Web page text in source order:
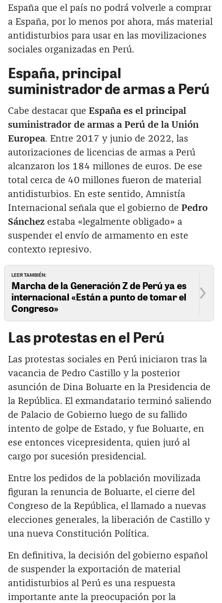
España que el país no podrá volverle a comprar
a España, por lo menos por ahora, más material
antidisturbios para usar en las movilizaciones
sociales organizadas en Perú.
España, principal
suministrador de armas a Perú
Cabe destacar que España es el principal
suministrador de armas a Perú de la Unión
Europea. Entre 2017 y junio de 2022, las
autorizaciones de licencias de armas a Perú
alcanzaron los 184 millones de euros. De ese
total cerca de 40 millones fueron de material
antidisturbios. En este sentido, Amnistía
Internacional señala que el gobierno de Pedro
Sánchez estaba «legalmente obligado» a
suspender el envío de armamento en este
contexto represivo.
LEER TAMBIÉN:
Marcha de la Generación Z de Perú ya es
internacional «Están a punto de tomar el
Congreso»
Las protestas en el Perú
Las protestas sociales en Perú iniciaron tras la
vacancia de Pedro Castillo y la posterior
asunción de Dina Boluarte en la Presidencia de
la República. El exmandatario terminó saliendo
de Palacio de Gobierno luego de su fallido
intento de golpe de Estado, y fue Boluarte, en
ese entonces vicepresidenta, quien juró al
cargo por sucesión presidencial.
Entre los pedidos de la población movilizada
figuran la renuncia de Boluarte, el cierre del
Congreso de la República, el llamado a nuevas
elecciones generales, la liberación de Castillo y
una nueva Constitución Política.
En definitiva, la decisión del gobierno español
de suspender la exportación de material
antidisturbios al Perú es una respuesta
importante ante la preocupación por la